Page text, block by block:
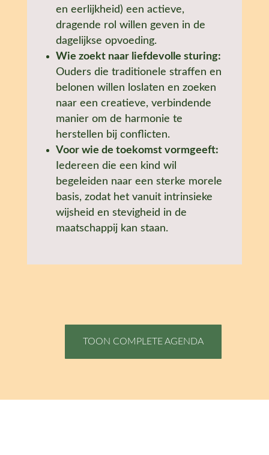
en eerlijkheid) een actieve,
dragende rol willen geven in de
dagelijkse opvoeding.
Wie zoekt naar liefdevolle sturing:
Ouders die traditionele straffen en
belonen willen loslaten en zoeken
naar een creatieve, verbindende
manier om de harmonie te
herstellen bij conflicten.
Voor wie de toekomst vormgeeft:
Iedereen die een kind wil
begeleiden naar een sterke morele
basis, zodat het vanuit intrinsieke
wijsheid en stevigheid in de
maatschappij kan staan.
TOON COMPLETE AGENDA